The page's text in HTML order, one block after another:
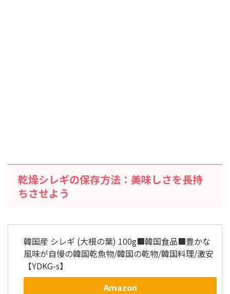
乾燥シレギの保存方法：美味しさを長持
ちさせよう
韓国産 シレギ (大根の葉) 100g■韓国食品■豊かな
風味が自慢の韓国乾魚物/韓国の乾物/韓国料理/激安
【YDKG-s】
Amazon